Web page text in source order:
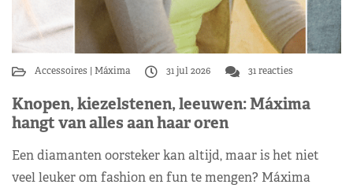
Accessoires Máxima 31 jul 2026 31 reacties
Knopen, kiezelstenen, leeuwen: Máxima
hangt van alles aan haar oren
Een diamanten oorsteker kan altijd, maar is het niet
veel leuker om fashion en fun te mengen? Máxima